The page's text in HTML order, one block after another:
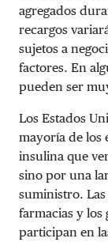
agregados
recargos
sujetos a
factores. En
pueden ser
Los Estados
mayoría de los
insulina que
sino por una
suministro.
farmacias y los
participan en